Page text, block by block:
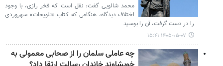
محمد شالویی گفت: نقل است که فخر رازی، با وجود
اختلاف دیدگاه، هنگامی که کتاب «تلویحات» سهروردی
را در دست گرفت، آن را بوسید
۱۴۰۵-۰۵-۰۷ ۱۵:۴۱
چه عاملی سلمان را از صحابی معمولی به